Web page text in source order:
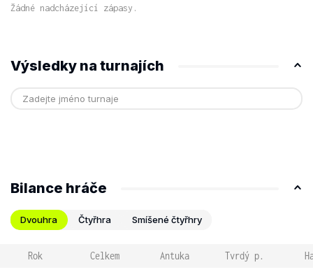
Žádné nadcházející zápasy.
Výsledky na turnajích
Bilance hráče
Dvouhra Čtyřhra Smíšené čtyřhry
Rok Celkem Antuka Tvrdý p.